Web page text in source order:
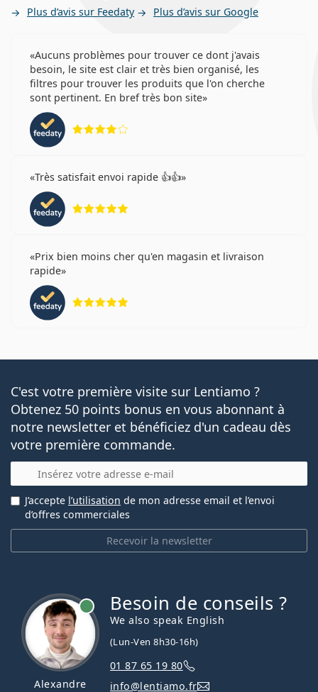
Plus d’avis sur Feedaty Plus d’avis sur Google
Aucuns problèmes pour trouver ce dont j'avais
besoin, le site est clair et très bien organisé, les
filtres pour trouver les produits que l'on cherche
sont pertinent. En bref très bon site
Très satisfait envoi rapide 👍👍
Prix bien moins cher qu'en magasin et livraison
rapide
C'est votre première visite sur Lentiamo ?
Obtenez 50 points bonus en vous abonnant à
notre newsletter et bénéficiez d'un cadeau dès
votre première commande.
E-mail
Recevoir la newsletter
J’accepte l’utilisation de mon adresse email et l’envoi
d’offres commerciales
Alexandre
Besoin de conseils ?
We also speak English
(Lun-Ven 8h30-16h)
01 87 65 19 80
info@lentiamo.fr